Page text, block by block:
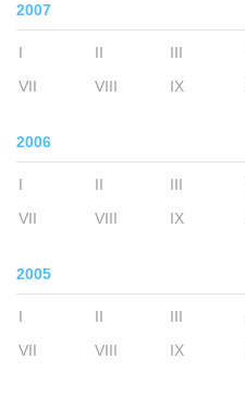
2007
I II III
VII
VIII IX
2006
I II III
VII
VIII IX
2005
I II III
VII
VIII IX